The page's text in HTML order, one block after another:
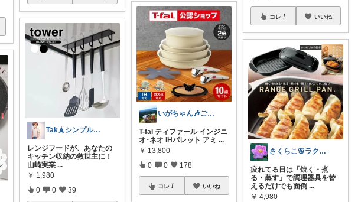
Tak🗼シンプルで健康的な暮らし
レンジフードが、あなたの
キッチン収納の救世主に！
山崎実業...
￥ 1,980
0 0 39
いがちゃん🎶ご購入感謝です🎶
T-fal ティファール インジニ
オ･ネオ IHパレット アミ ...
￥ 13,800
0 0 178
コレ いいね
コレ いいね
さくらこ🌸ラクする暮らしnote
疲れてる日は「焼く・煮
る・蒸す」で調理器具を替
えるだけでも面倒 ...
￥ 4,980